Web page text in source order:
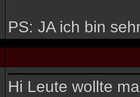
PS: JA ich bin
Hi Leute wollte